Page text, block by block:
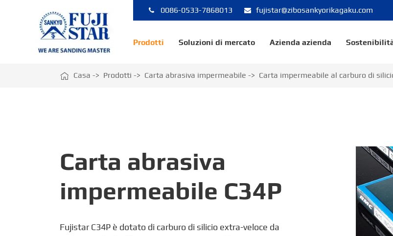
0086-0533-7868013 fujistar@zibosankyorikagaku.com
Prodotti Soluzioni di mercato Azienda azienda
 Casa Prodotti Carta abrasiva impermeabile Carta impermeabile al carburo di
Carta abrasiva
impermeabile C34P
Fujistar C34P è dotato di carburo di silicio extra-veloce da